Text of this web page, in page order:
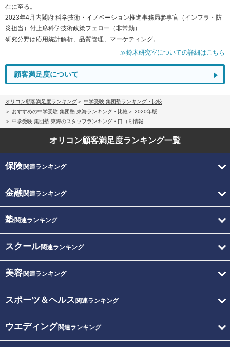
在に至る。
2023年4月内閣府 科学技術・イノベーション推進事務局参事官（インフラ・防
災担当）付上席科学技術政策フェロー（非常勤）
研究分野は応用統計解析、品質管理、マーケティング。
≫鈴木研究室についての詳細はこちら
顧客満足度について
オリコン顧客満足度ランキング
中学受験 集団塾ランキング・比較
おすすめの中学受験 集団塾 東海ランキング・比較
2020年版
中学受験 集団塾 東海のスタッフランキング・口コミ情報
オリコン顧客満足度ランキング一覧
保険関連ランキング
金融関連ランキング
塾関連ランキング
スクール関連ランキング
美容関連ランキング
スポーツ＆ヘルス 関連ランキング
ウエディング関連ランキング